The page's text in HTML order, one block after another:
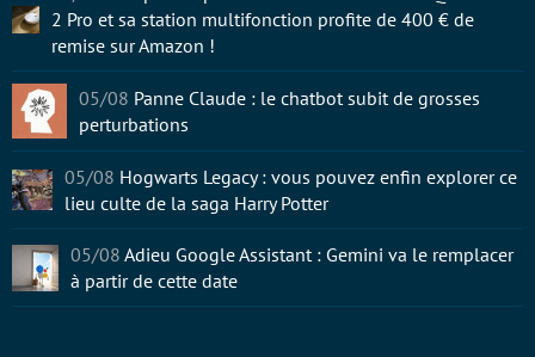
2 Pro et sa station multifonction profite de 400 € de
remise sur Amazon !
05/08 Panne Claude : le chatbot subit de grosses
perturbations
05/08 Hogwarts Legacy : vous pouvez enfin explorer ce
lieu culte de la saga Harry Potter
05/08 Adieu Google Assistant : Gemini va le remplacer
à partir de cette date